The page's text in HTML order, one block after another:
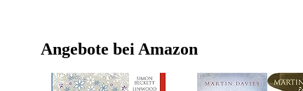
Angebote bei Amazon